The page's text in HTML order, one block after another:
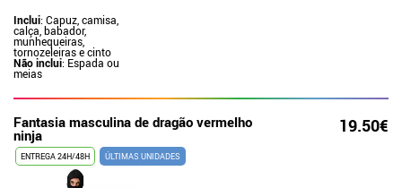
Inclui: Capuz, camisa,
calça, babador,
munhequeiras,
tornozeleiras e cinto
Não inclui: Espada ou
meias
Fantasia masculina de dragão vermelho
ninja 19.50€
ENTREGA 24H/48H ÚLTIMAS UNIDADES